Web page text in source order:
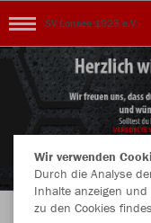
SV Lonsee 1923 e.V.
Wir verwenden
Durch die Analyse
Inhalte anzeigen
zu den Cookies